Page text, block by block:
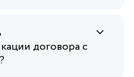
договора с